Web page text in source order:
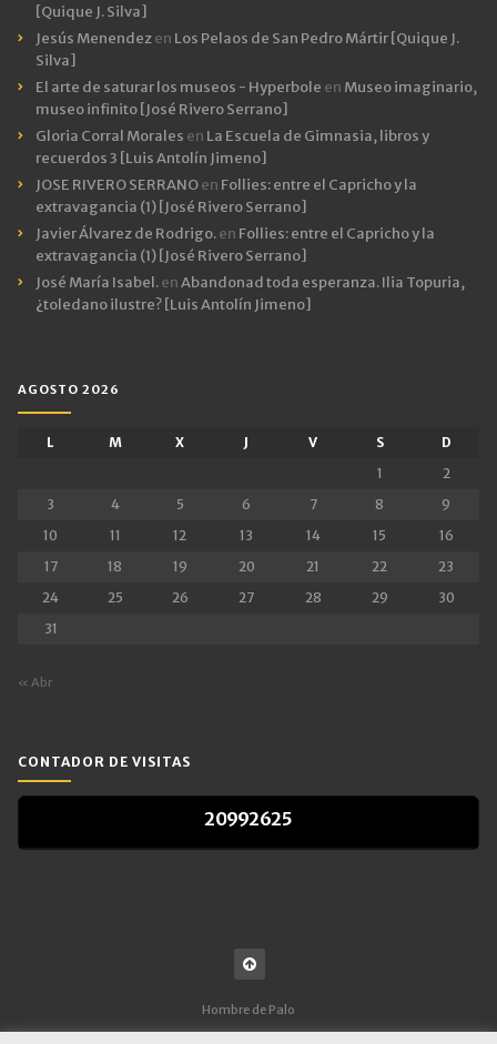
[Quique J. Silva]
Jesús Menendezen Los Pelaos de San Pedro Mártir [Quique J.
Silva]
El arte de saturar los museos - Hyperbole en Museo imaginario,
museo infinito [José Rivero Serrano]
Gloria Corral Morales en La Escuela de Gimnasia, libros y
recuerdos 3 [Luis Antolín Jimeno]
JOSE RIVERO SERRANOen Follies: entre el Capricho y la
extravagancia (1) [José Rivero Serrano]
Javier Álvarez de Rodrigo.en Follies: entre el Capricho y la
extravagancia (1) [José Rivero Serrano]
José María Isabel.enAbandonad toda esperanza. Ilia Topuria,
¿toledano ilustre? [Luis Antolín Jimeno]
AGOSTO 2026
L M X J V S
D
1
2
3
4 5 6 7 8
9
10
11 12 13 14 15
16
17
18 19 20 21 22
23
24
25 26 27 28 29
30
31
« Abr
CONTADOR DE VISITAS
20992625
Hombre de Palo